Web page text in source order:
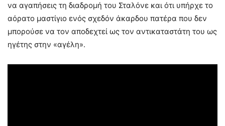
να αγαπήσεις τη διαδρομή του Σταλόνε και ότι υπήρχε το
αόρατο μαστίγιο ενός σχεδόν άκαρδου πατέρα που δεν
μπορούσε να τον αποδεχτεί ως τον αντικαταστάτη του ως
ηγέτης στην «αγέλη».